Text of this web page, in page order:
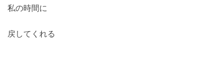
私の時間に
戻してくれる